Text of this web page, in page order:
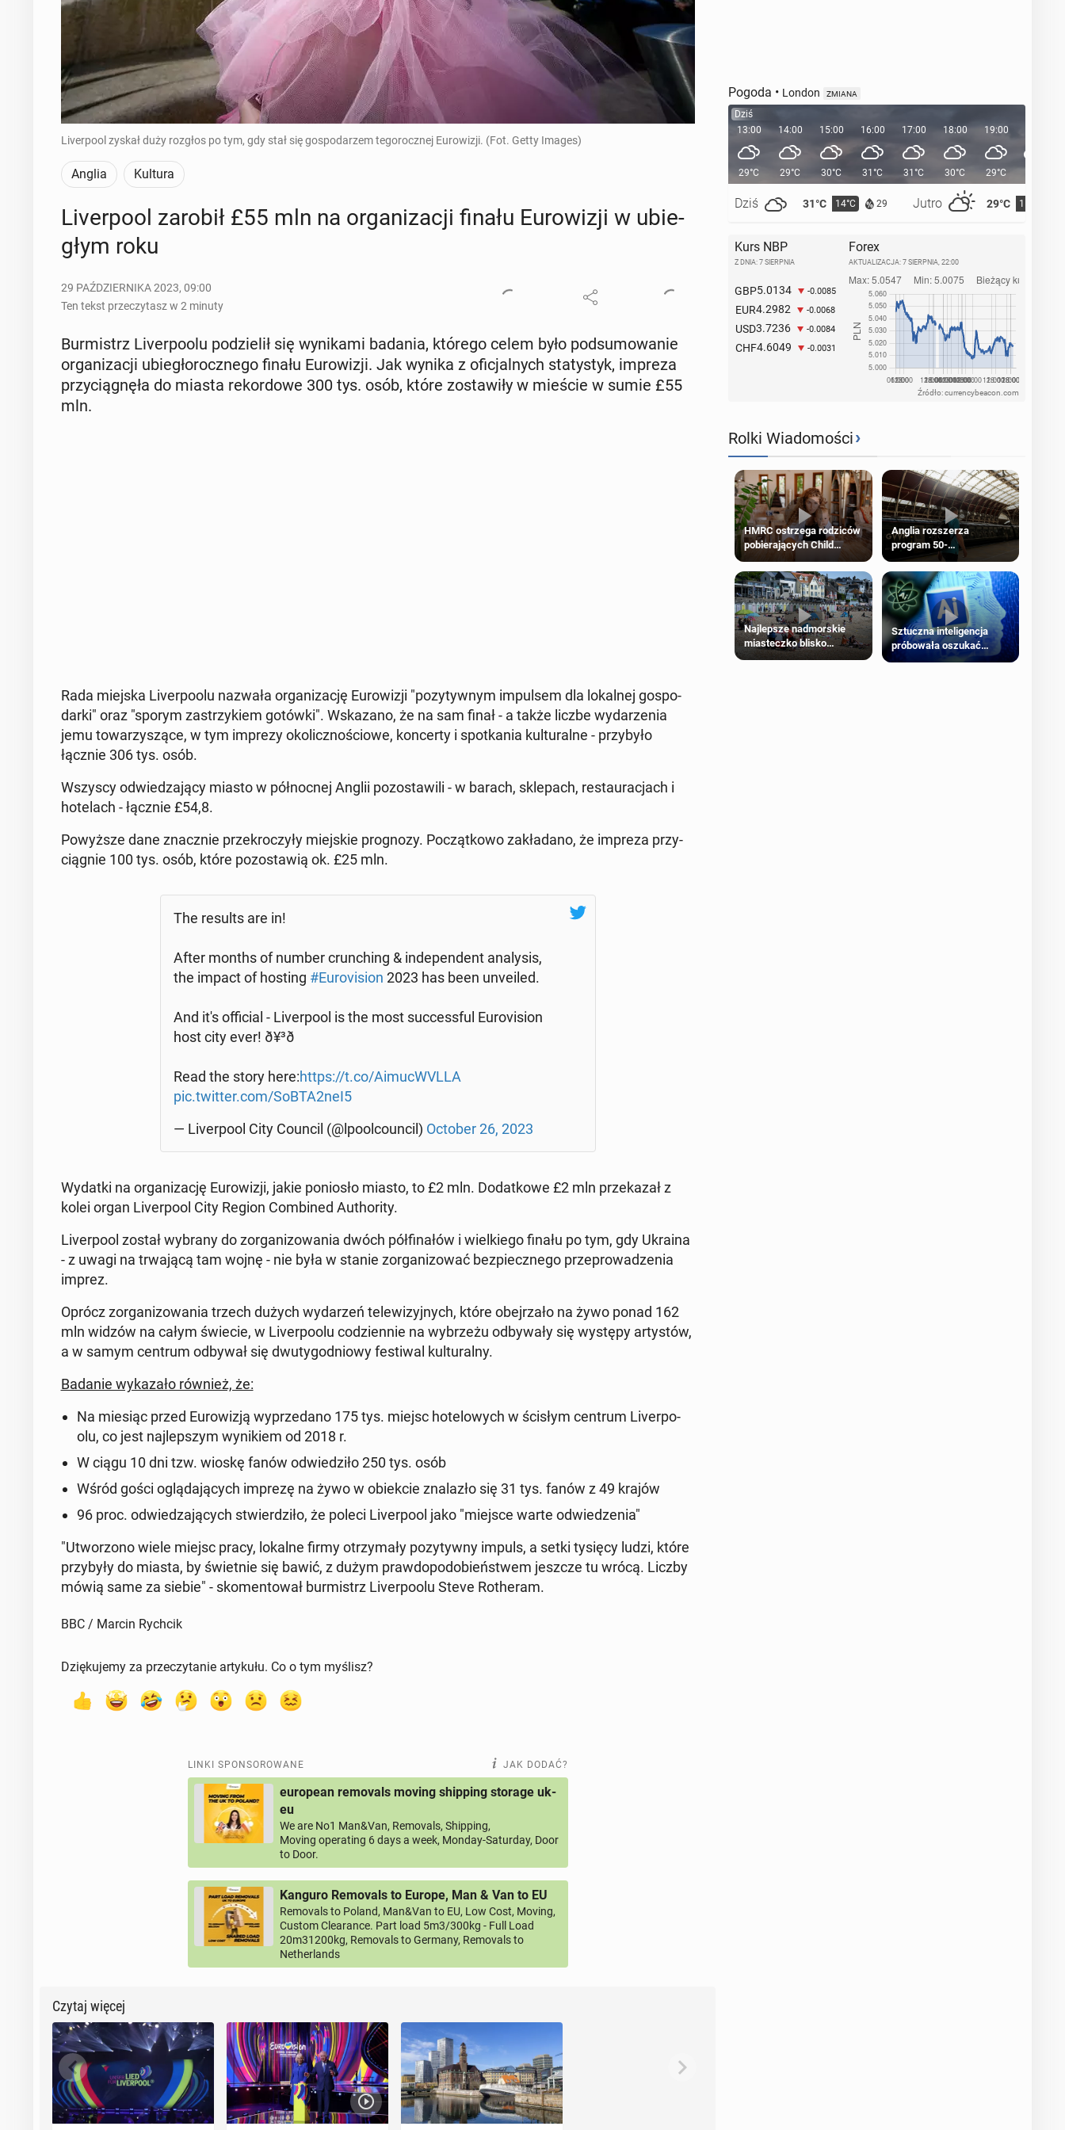
Liverpool zyskał duży rozgłos po tym, gdy stał się gospodarzem tegorocznej Eurowizji. (Fot. Getty Images)
Anglia Kultura
Li­ver­po­ol zarobił £55 mln na or­ga­ni­za­cji finału Eu­ro­wi­zji w ubie­
głym roku
29 PAŹDZIERNIKA 2023, 09:00
Ten tekst przeczytasz w 2 minuty
Bur­mistrz Li­ver­po­olu po­dzie­lił się wy­ni­ka­mi badania, którego celem było pod­su­mo­wa­nie
or­ga­ni­za­cji ubie­gło­rocz­ne­go finału Eu­ro­wi­zji. Jak wynika z ofi­cjal­nych sta­ty­styk, impreza
przy­cią­gnę­ła do miasta re­kor­do­we 300 tys. osób, które zo­sta­wi­ły w mieście w sumie £55
mln.
Rada miejska Li­ver­po­olu nazwała or­ga­ni­za­cję Eu­ro­wi­zji "po­zy­tyw­nym im­pul­sem dla lo­kal­nej go­spo­
dar­ki" oraz "sporym za­strzy­kiem gotówki". Wska­za­no, że na sam finał - a także liczbe wy­da­rze­nia
jemu to­wa­rzy­szą­ce, w tym imprezy oko­licz­no­ścio­we, kon­cer­ty i spo­tka­nia kul­tu­ral­ne - przy­by­ło
łącznie 306 tys. osób.
Wszyscy od­wie­dza­ją­cy miasto w pół­noc­nej Anglii po­zo­sta­wi­li - w barach, skle­pach, re­stau­ra­cjach i
ho­te­lach - łącznie £54,8.
Po­wyż­sze dane znacz­nie prze­kro­czy­ły miej­skie pro­gno­zy. Po­cząt­ko­wo za­kła­da­no, że impreza przy­
cią­gnie 100 tys. osób, które po­zo­sta­wią ok. £25 mln.
The results are in!
After months of number crun­ching & in­de­pen­dent ana­ly­sis,
the impact of hosting #Eu­ro­vi­sion 2023 has been unve­iled.
And it's of­fi­cial - Li­ver­po­ol is the most suc­cess­ful Eu­ro­vi­sion
host city ever! ð¥³ð
Read the story here:https://t.co/Aimu­cWVL­LA
pic.twitter.com/SoBTA2neI5
— Li­ver­po­ol City Council (@lpo­ol­co­un­cil) October 26, 2023
Wydatki na or­ga­ni­za­cję Eu­ro­wi­zji, jakie po­nio­sło miasto, to £2 mln. Do­dat­ko­we £2 mln prze­ka­zał z
kolei organ Li­ver­po­ol City Region Com­bi­ned Au­tho­ri­ty.
Li­ver­po­ol został wybrany do zor­ga­ni­zo­wa­nia dwóch pół­fi­na­łów i wiel­kie­go finału po tym, gdy Ukraina
- z uwagi na trwa­ją­cą tam wojnę - nie była w stanie zor­ga­ni­zo­wać bez­piecz­ne­go prze­pro­wa­dze­nia
imprez.
Oprócz zor­ga­ni­zo­wa­nia trzech dużych wy­da­rzeń te­le­wi­zyj­nych, które obej­rza­ło na żywo ponad 162
mln widzów na całym świecie, w Li­ver­po­olu co­dzien­nie na wy­brze­żu od­by­wa­ły się występy ar­ty­stów,
a w samym centrum odbywał się dwu­ty­go­dnio­wy fe­sti­wal kul­tu­ral­ny.
Badanie wy­ka­za­ło również, że:
Na miesiąc przed Eu­ro­wi­zją wy­prze­da­no 175 tys. miejsc ho­te­lo­wych w ścisłym centrum Li­ver­po­
olu, co jest naj­lep­szym wy­ni­kiem od 2018 r.
W ciągu 10 dni tzw. wioskę fanów od­wie­dzi­ło 250 tys. osób
Wśród gości oglą­da­ją­cych imprezę na żywo w obiek­cie zna­la­zło się 31 tys. fanów z 49 krajów
96 proc. od­wie­dza­ją­cych stwier­dzi­ło, że poleci Li­ver­po­ol jako "miejsce warte od­wie­dze­nia"
"Utwo­rzo­no wiele miejsc pracy, lokalne firmy otrzy­ma­ły po­zy­tyw­ny impuls, a setki tysięcy ludzi, które
przy­by­ły do miasta, by świet­nie się bawić, z dużym praw­do­po­do­bień­stwem jeszcze tu wrócą. Liczby
mówią same za siebie" - sko­men­to­wał bur­mistrz Li­ver­po­olu Steve Ro­the­ram.
BBC / Marcin Rychcik
Dziękujemy za przeczytanie artykułu. Co o tym myślisz?
LINKI SPONSOROWANE JAK DODAĆ?
european removals moving shipping storage uk-
eu
We are No1 Man&Van, Removals, Shipping,
Moving operating 6 days a week, Monday-Saturday, Door
to Door.
Kanguro Removals to Europe, Man & Van to EU
Removals to Poland, Man&Van to EU, Low Cost, Moving,
Custom Clearance. Part load 5m3/300kg - Full Load
20m31200kg, Removals to Germany, Removals to
Netherlands
Czytaj więcej
Pogoda • London ZMIANA
Dziś
13:00
29°C
Dziś 31°C 14°C 29 Jutro 29°C 15°C
14:00
29°C
15:00
30°C
16:00
31°C
17:00
31°C
18:00
30°C
19:00
29°C
Kurs NBP
Z DNIA: 7 SIERPNIA
GBP5.0134 -0.0085
EUR4.2982 -0.0068
USD3.7236 -0.0084
CHF4.6049 -0.0031
Forex
AKTUALIZACJA: 7 SIERPNIA, 22:00
Źródło: currencybeacon.com
Rolki Wiadomości›
HMRC ostrzega rodziców
pobierających Child
Benefit. Mogą być
zobowiązani do zwrotu
zasiłku
Anglia rozszerza
program 50-
procentowych zniżek
kolejowych na 18-latków
Najlepsze nadmorskie
miasteczko blisko
Sztuczna inteligencja
próbowała oszukać
człowieka